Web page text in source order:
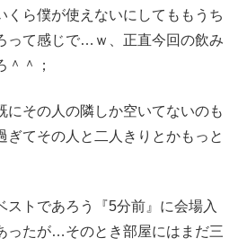
くら僕が使えないにしてももうち
って感じで…ｗ、正直今回の飲み
＾＾；
にその人の隣しか空いてないのも
ぎてその人と二人きりとかもっと
ストであろう『5分前』に会場入
ったが…そのとき部屋にはまだ三